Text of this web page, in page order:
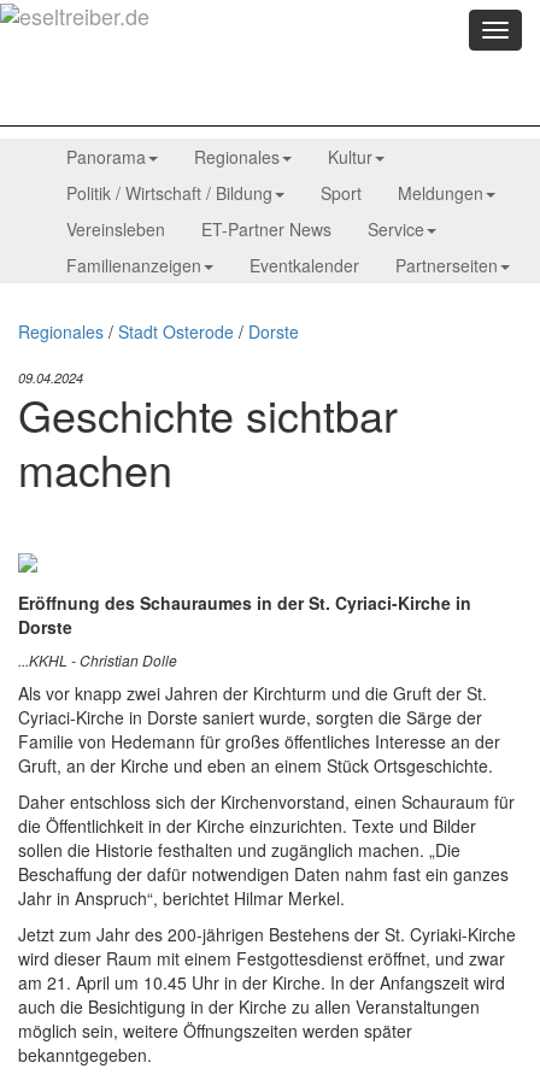
Menü
Panorama Regionales
Kultur
Politik / Wirtschaft / Bildung
Sport
Meldungen
Vereinsleben
ET-Partner News
Service
Familienanzeigen
Eventkalender Partnerseiten
Regionales / Stadt Osterode / Dorste
09.04.2024
Geschichte sichtbar
machen
Eröffnung des Schauraumes in der St. Cyriaci-Kirche in
Dorste
...KKHL - Christian Dolle
Als vor knapp zwei Jahren der Kirchturm und die Gruft der St.
Cyriaci-Kirche in Dorste saniert wurde, sorgten die Särge der
Familie von Hedemann für großes öffentliches Interesse an der
Gruft, an der Kirche und eben an einem Stück Ortsgeschichte.
Daher entschloss sich der Kirchenvorstand, einen Schauraum für
die Öffentlichkeit in der Kirche einzurichten. Texte und Bilder
sollen die Historie festhalten und zugänglich machen. „Die
Beschaffung der dafür notwendigen Daten nahm fast ein ganzes
Jahr in Anspruch“, berichtet Hilmar Merkel.
Jetzt zum Jahr des 200-jährigen Bestehens der St. Cyriaki-Kirche
wird dieser Raum mit einem Festgottesdienst eröffnet, und zwar
am 21. April um 10.45 Uhr in der Kirche. In der Anfangszeit wird
auch die Besichtigung in der Kirche zu allen Veranstaltungen
möglich sein, weitere Öffnungszeiten werden später
bekanntgegeben.